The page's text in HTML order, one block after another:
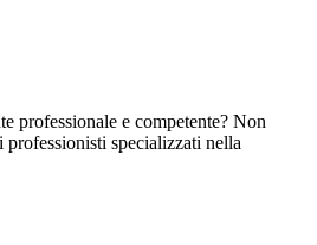
professionale e competente? Non
specializzati nella